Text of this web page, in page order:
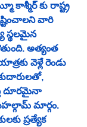
కాశ్మీర్ కు రాష్ట్ర
వారి
స్థలమైన
అత్యంత
వెళ్లే రెండు
దూరమైనా
మార్గం.
ప్రత్యేక